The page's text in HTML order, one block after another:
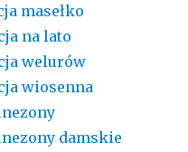
masełko
na lato
welurów
wiosenna
damskie